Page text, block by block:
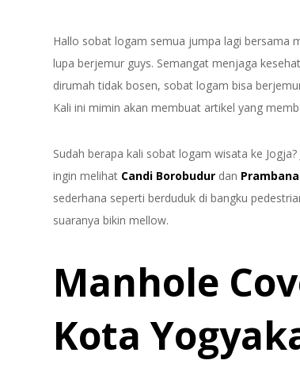
Hallo sobat logam semua jumpa lagi bersama
lupa berjemur guys. Semangat menjaga
dirumah tidak bosen, sobat logam bisa
Kali ini mimin akan membuat artikel yang
Sudah berapa kali sobat logam wisata ke
ingin melihat Candi Borobudur dan
sederhana seperti berduduk di bangku
suaranya bikin mellow.
Manhole
Kota